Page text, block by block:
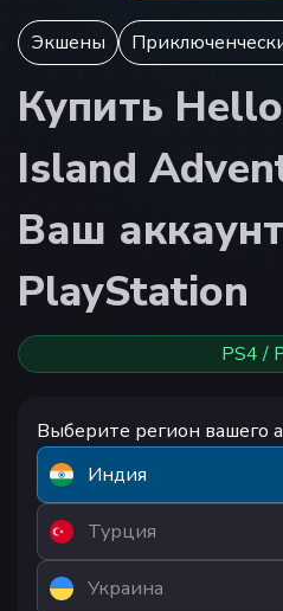
Экшены
Купить
Island
Ваш аккаунт
PlayStation
PS4 /
Выберите регион вашего
Индия
Турция
Украина